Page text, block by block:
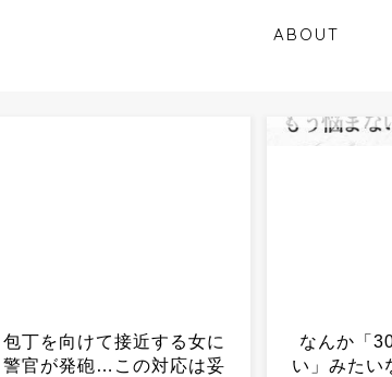
ABOUT
なんか「30代は普通に若
い」みたいな風潮になった
松本人志、
腸腫瘍を公